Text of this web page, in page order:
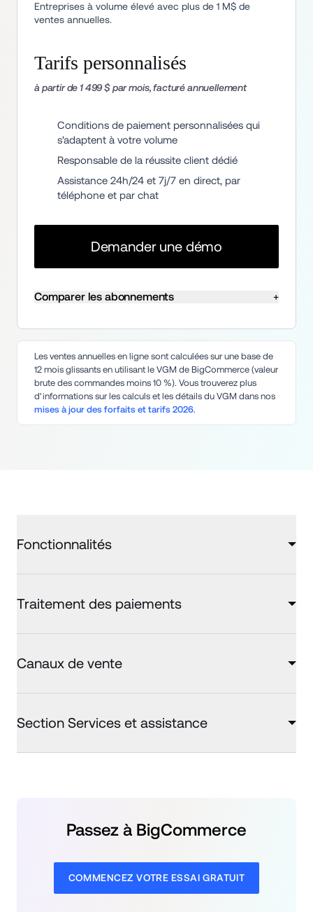
Entreprises à volume élevé avec plus de 1 M$ de
ventes annuelles.
Tarifs personnalisés
à partir de 1 499 $ par mois, facturé annuellement
Conditions de paiement personnalisées qui
s'adaptent à votre volume
Responsable de la réussite client dédié
Assistance 24h/24 et 7j/7 en direct, par
téléphone et par chat
Demander une démo
Comparer les abonnements +
Les ventes annuelles en ligne sont calculées sur une base de
12 mois glissants en utilisant le VGM de BigCommerce (valeur
brute des commandes moins 10 %). Vous trouverez plus
mises à jour des forfaits et tarifs 2026.
Fonctionnalités
Traitement des paiements
Canaux de vente
Section Services et assistance
Passez à BigCommerce
COMMENCEZ VOTRE ESSAI GRATUIT